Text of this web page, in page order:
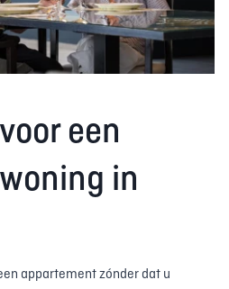
een
in
appartement zónder dat u